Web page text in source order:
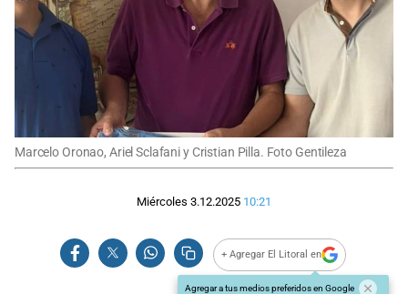
Marcelo Oronao, Ariel Sclafani y Cristian Pilla. Foto Gentileza
Miércoles 3.12.2025 10:21
+ Agregar El Litoral en
Agregar a tus medios preferidos en Google